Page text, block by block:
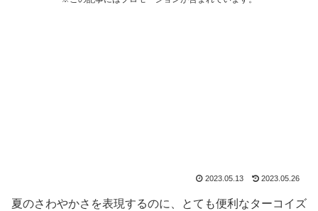
2023.05.13 2023.05.26
夏のさわやかさを表現するのに、とても便利なターコイズ